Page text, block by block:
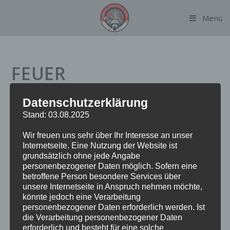
Menü
FEUER
BRANDMELDEANLAGE
Datum:26. Januar 2024 um 18:15 Uhr
Einsatzart:FEUBMA
Einsatzort:Schmachthäger Straße
Fahrzeuge:FF Alsterdorf
Weitere Kräfte:BF Barmbek, BF Wandsbek, Polizei
Einsatzbericht:
Datenschutzerklärung
Stand: 03.08.2025
Wir freuen uns sehr über Ihr Interesse an unser
Internetseite. Eine Nutzung der Website ist
grundsätzlich ohne jede Angabe
personenbezogener Daten möglich. Sofern eine
betroffene Person besondere Services über
unsere Internetseite in Anspruch nehmen möchte,
könnte jedoch eine Verarbeitung
personenbezogener Daten erforderlich werden. Ist
die Verarbeitung personenbezogener Daten
erforderlich und besteht für eine solche